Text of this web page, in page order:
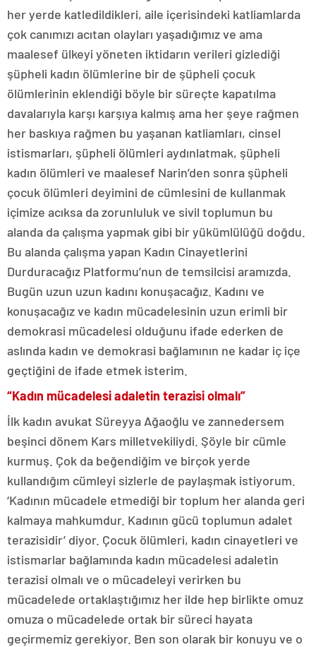
her yerde katledildikleri, aile içerisindeki katliamlarda
çok canımızı acıtan olayları yaşadığımız ve ama
maalesef ülkeyi yöneten iktidarın verileri gizlediği
şüpheli kadın ölümlerine bir de şüpheli çocuk
ölümlerinin eklendiği böyle bir süreçte kapatılma
davalarıyla karşı karşıya kalmış ama her şeye rağmen
her baskıya rağmen bu yaşanan katliamları, cinsel
istismarları, şüpheli ölümleri aydınlatmak, şüpheli
kadın ölümleri ve maalesef Narin’den sonra şüpheli
çocuk ölümleri deyimini de cümlesini de kullanmak
içimize acıksa da zorunluluk ve sivil toplumun bu
alanda da çalışma yapmak gibi bir yükümlülüğü doğdu.
Bu alanda çalışma yapan Kadın Cinayetlerini
Durduracağız Platformu’nun de temsilcisi aramızda.
Bugün uzun uzun kadını konuşacağız. Kadını ve
konuşacağız ve kadın mücadelesinin uzun erimli bir
demokrasi mücadelesi olduğunu ifade ederken de
aslında kadın ve demokrasi bağlamının ne kadar iç içe
geçtiğini de ifade etmek isterim.
“Kadın mücadelesi adaletin terazisi olmalı”
İlk kadın avukat Süreyya Ağaoğlu ve zannedersem
beşinci dönem Kars milletvekiliydi. Şöyle bir cümle
kurmuş. Çok da beğendiğim ve birçok yerde
kullandığım cümleyi sizlerle de paylaşmak istiyorum.
‘Kadının mücadele etmediği bir toplum her alanda geri
kalmaya mahkumdur. Kadının gücü toplumun adalet
terazisidir’ diyor. Çocuk ölümleri, kadın cinayetleri ve
istismarlar bağlamında kadın mücadelesi adaletin
terazisi olmalı ve o mücadeleyi verirken bu
mücadelede ortaklaştığımız her ilde hep birlikte omuz
omuza o mücadelede ortak bir süreci hayata
geçirmemiz gerekiyor. Ben son olarak bir konuyu ve o